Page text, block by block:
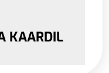
KAARDIL